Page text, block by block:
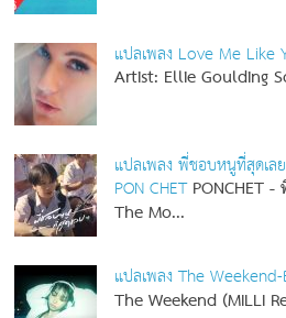
แปลเพลง Love Me Like
Artist: Ellie Goulding
แปลเพลง พี่ชอบหนูที่สุดเ
PON CHET PONCHET
The Mo...
แปลเพลง The
The Weekend (MILLI